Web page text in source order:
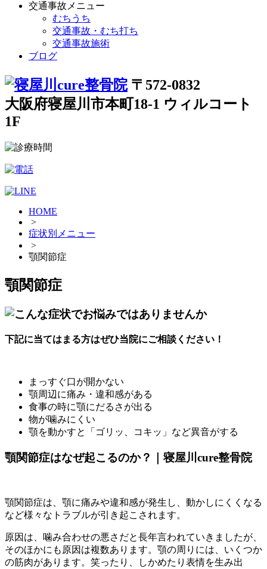
交通事故メニュー
むちうち
交通事故・むち打ち
交通事故施術
ブログ
〒572-0832
大阪府寝屋川市本町18-1 ウィルコート
1F
HOME
>
症状別メニュー
>
顎関節症
顎関節症
下記に当てはまる方はぜひ当院にご相談ください！
まっすぐ口が開かない
顎周辺に痛み・違和感がある
食事の時に顎にだるさが出る
物が噛みにくい
顎を動かすと「ゴリッ、コキッ」など異音がする
顎関節症はなぜ起こるのか？｜寝屋川cure整骨院
顎関節症は、顎に痛みや違和感が発生し、動かしにくくなる
など様々なトラブルが引き起こされます。
原因は、噛み合わせの悪さだと長年言われていきましたが、
そのほかにも原因は複数あります。顎の周りには、いくつか
の筋肉があります。笑ったり、しかめたり表情を生み出